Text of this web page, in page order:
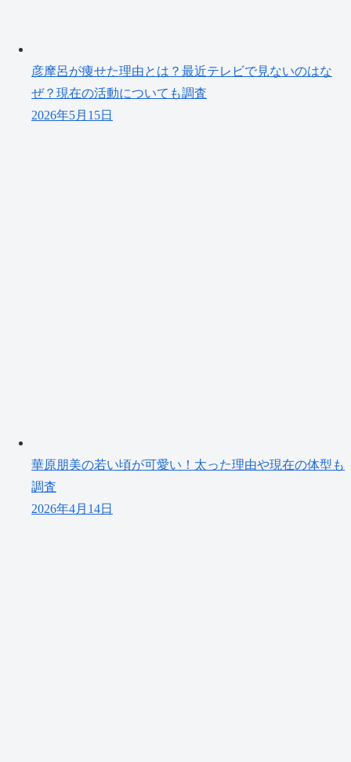
彦摩呂が痩せた理由とは？最近テレビで見ないのはな
ぜ？現在の活動についても調査
2026年5月15日
華原朋美の若い頃が可愛い！太った理由や現在の体型も
調査
2026年4月14日